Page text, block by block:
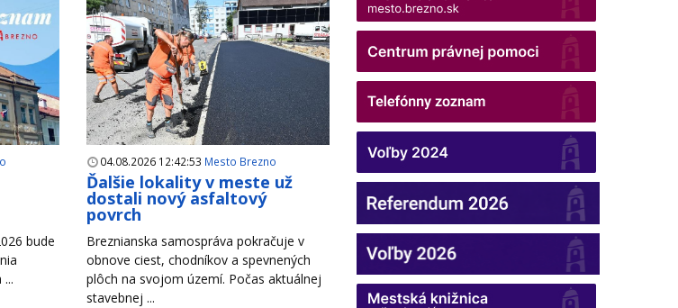
bude
04.08.2026 12:42:53 Mesto Brezno
Ďalšie lokality v meste už
dostali nový asfaltový
povrch
Breznianska samospráva pokračuje v
obnove ciest, chodníkov a spevnených
plôch na svojom území. Počas aktuálnej
stavebnej ...